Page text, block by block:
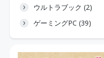
ウルトラブック (2)
ゲーミングPC (39)